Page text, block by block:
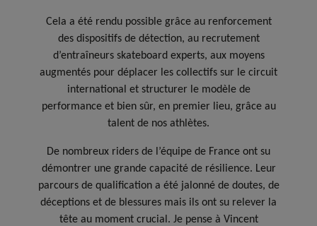
Cela a été rendu possible grâce au renforcement
des dispositifs de détection, au recrutement
d’entraîneurs skateboard experts, aux moyens
augmentés pour déplacer les collectifs sur le circuit
international et structurer le modèle de
performance et bien sûr, en premier lieu, grâce au
talent de nos athlètes.
De nombreux riders de l’équipe de France ont su
démontrer une grande capacité de résilience. Leur
parcours de qualification a été jalonné de doutes, de
déceptions et de blessures mais ils ont su relever la
tête au moment crucial. Je pense à Vincent